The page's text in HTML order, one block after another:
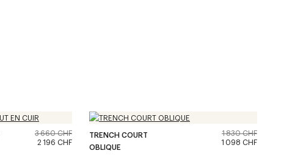
3 660 CHF
2 196 CHF
TRENCH COURT
OBLIQUE
1 830 CHF
1 098 CHF